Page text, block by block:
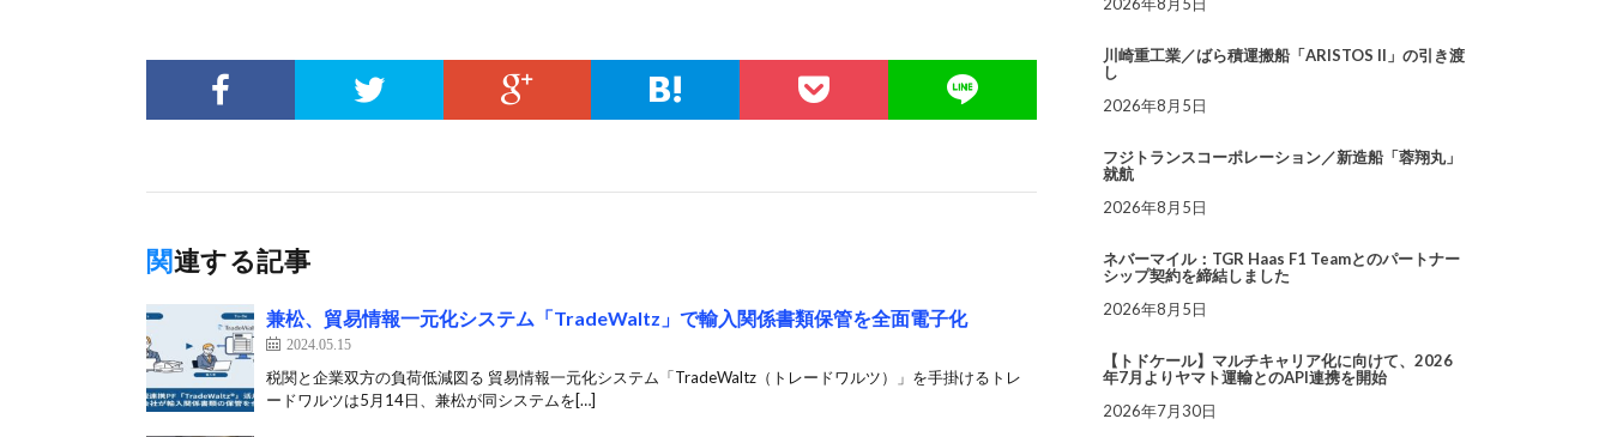
関連する記事
兼松、貿易情報一元化システム「TradeWaltz」で輸入関係書類保管を全面電子化
2024.05.15
税関と企業双方の負荷低減図る 貿易情報一元化システム「TradeWaltz（トレードワルツ）」を手掛けるトレ
ードワルツは5月14日、兼松が同システムを[…]
川崎重工業／ばら積運搬船「ARISTOS II」の引き渡
し
2026年8月5日
フジトランスコーポレーション／新造船「蓉翔丸」
就航
2026年8月5日
ネバーマイル：TGR Haas F1 Teamとのパートナー
シップ契約を締結しました
2026年8月5日
【トドケール】マルチキャリア化に向けて、2026
年7月よりヤマト運輸とのAPI連携を開始
2026年7月30日